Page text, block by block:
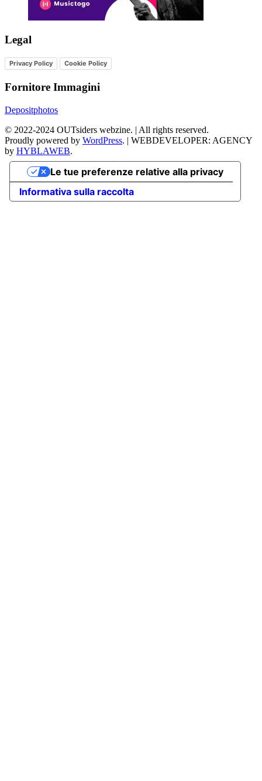
Legal
Privacy Policy Cookie Policy
Fornitore Immagini
Depositphotos
© 2022-2024 OUTsiders webzine. | All rights reserved.
Proudly powered by WordPress. | WEBDEVELOPER: AGENCY
by HYBLAWEB.
Informativa sulla raccolta
Le tue preferenze relative alla privacy